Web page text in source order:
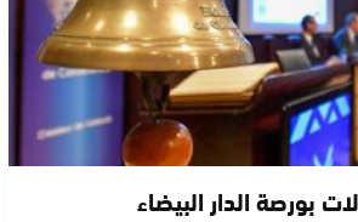
بورصة الدار البيضاء